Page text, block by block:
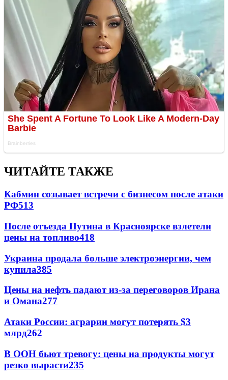
ЧИТАЙТЕ ТАКЖЕ
Кабмин созывает встречи с бизнесом после атаки
РФ513
После отъезда Путина в Красноярске взлетели
цены на топливо418
Украина продала больше электроэнергии, чем
купила385
Цены на нефть падают из-за переговоров Ирана
и Омана277
Атаки России: аграрии могут потерять $3
млрд262
В ООН бьют тревогу: цены на продукты могут
резко вырасти235